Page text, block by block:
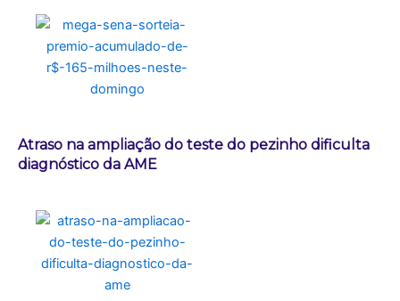
Atraso na ampliação do teste do pezinho dificulta
diagnóstico da AME